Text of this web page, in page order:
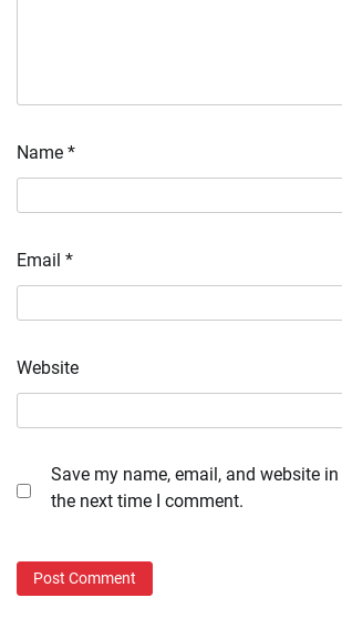
Name *
Email *
Website
Save my name, email, and website
the next time I comment.